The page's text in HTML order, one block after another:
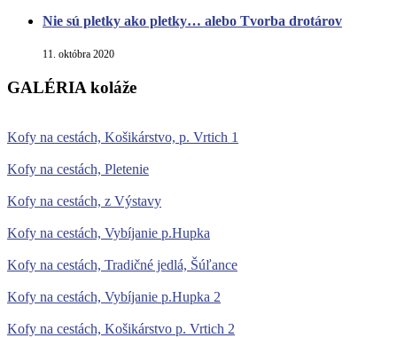
Nie sú pletky ako pletky… alebo Tvorba drotárov
11. októbra 2020
GALÉRIA koláže
Kofy na cestách, Košikárstvo, p. Vrtich 1
Kofy na cestách, Pletenie
Kofy na cestách, z Výstavy
Kofy na cestách, Vybíjanie p.Hupka
Kofy na cestách, Tradičné jedlá, Šúľance
Kofy na cestách, Vybíjanie p.Hupka 2
Kofy na cestách, Košikárstvo p. Vrtich 2